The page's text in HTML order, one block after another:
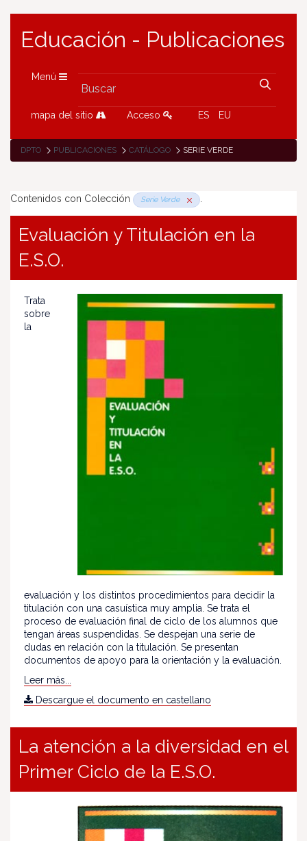
Educación - Publicaciones
Menú
mapa del sitio Acceso ES EU
DPTO PUBLICACIONES CATÁLOGO SERIE VERDE
Contenidos con Colección Serie Verde .
Evaluación y Titulación en la
E.S.O.
Trata
sobre
la
evaluación y los distintos procedimientos para decidir la
titulación con una casuística muy amplia. Se trata el
proceso de evaluación final de ciclo de los alumnos que
tengan áreas suspendidas. Se despejan una serie de
dudas en relación con la titulación. Se presentan
documentos de apoyo para la orientación y la evaluación.
Leer más...
Descargue el documento en castellano
La atención a la diversidad en el
Primer Ciclo de la E.S.O.